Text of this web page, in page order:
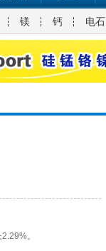
镁 钙 电石
。